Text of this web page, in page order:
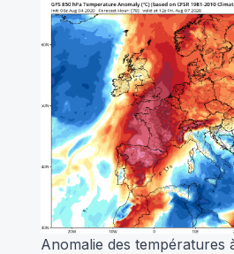
Anomalie des températures